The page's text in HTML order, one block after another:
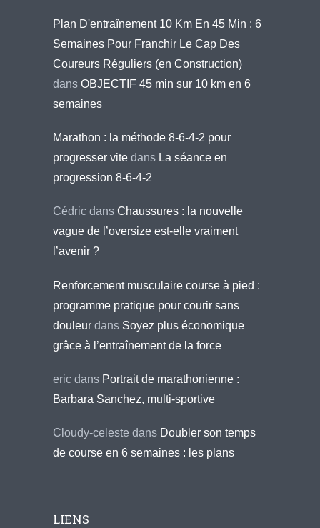
Plan D'entraînement 10 Km En 45 Min : 6
Semaines Pour Franchir Le Cap Des
Coureurs Réguliers (en Construction)
dans OBJECTIF 45 min sur 10 km en 6
semaines
Marathon : la méthode 8-6-4-2 pour
progresser vite dans La séance en
progression 8-6-4-2
Cédric dans Chaussures : la nouvelle
vague de l’oversize est-elle vraiment
l’avenir ?
Renforcement musculaire course à pied :
programme pratique pour courir sans
douleur dans Soyez plus économique
grâce à l’entraînement de la force
eric dans Portrait de marathonienne :
Barbara Sanchez, multi-sportive
Cloudy-celeste dans Doubler son temps
de course en 6 semaines : les plans
LIENS